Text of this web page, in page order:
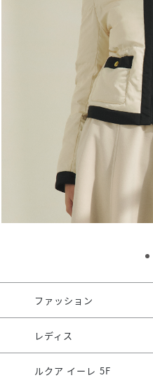
ファッション
レディス
ルクア イーレ 5F